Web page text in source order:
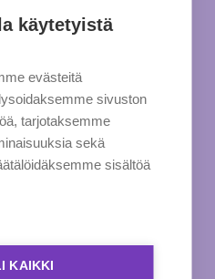
käytetyistä
evästeitä
sivuston
tarjotaksemme
sekä
sisältöä
KAIKKI